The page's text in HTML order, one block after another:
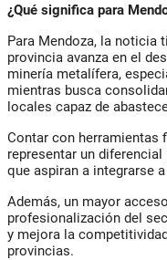
¿Qué significa para
Para Mendoza, la noticia
provincia avanza en el
minería metalífera,
mientras busca
locales capaz de
Contar con herramientas
representar un
que aspiran a integrarse
Además, un mayor
profesionalización del
y mejora la
provincias.